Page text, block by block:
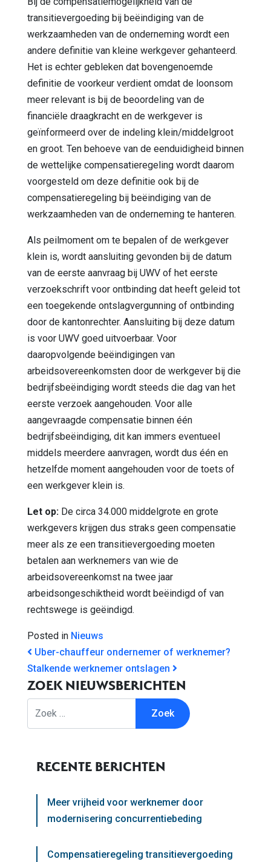
transitievergoeding bij beëindiging van de
werkzaamheden van de onderneming wordt een
andere definitie van kleine werkgever gehanteerd.
Het is echter gebleken dat bovengenoemde
definitie de voorkeur verdient omdat de loonsom
meer relevant is bij de beoordeling van de
financiële draagkracht en de werkgever is
geïnformeerd over de indeling klein/middelgroot
en groot. Ten behoeve van de eenduidigheid binnen
de wettelijke compensatieregeling wordt daarom
voorgesteld om deze definitie ook bij de
compensatieregeling bij beëindiging van de
werkzaamheden van de onderneming te hanteren.
Als peilmoment om te bepalen of de werkgever
klein is, wordt aansluiting gevonden bij de datum
van de eerste aanvraag bij UWV of het eerste
verzoekschrift voor ontbinding dat heeft geleid tot
een toegekende ontslagvergunning of ontbinding
door de kantonrechter. Aansluiting bij deze datum
is voor UWV goed uitvoerbaar. Voor
daaropvolgende beëindigingen van
arbeidsovereenkomsten door de werkgever bij die
bedrijfsbeëindiging wordt steeds die dag van het
eerste verzoek aangehouden. Voor alle
aangevraagde compensatie binnen één
bedrijfsbeëindiging, dit kan immers eventueel
middels meerdere aanvragen, wordt dus één en
hetzelfde moment aangehouden voor de toets of
een werkgever klein is.
Let op: De circa 34.000 middelgrote en grote
werkgevers krijgen dus straks geen compensatie
meer als ze een transitievergoeding moeten
betalen aan werknemers van wie de
arbeidsovereenkomst na twee jaar
arbeidsongeschiktheid wordt beëindigd of van
rechtswege is geëindigd.
Posted in Nieuws
BERICHT NAVIGATIE
Uber-chauffeur ondernemer of werknemer?
Stalkende werknemer ontslagen
ZOEK NIEUWSBERICHTEN
RECENTE BERICHTEN
Meer vrijheid voor werknemer door
modernisering concurrentiebeding
Compensatieregeling transitievergoeding